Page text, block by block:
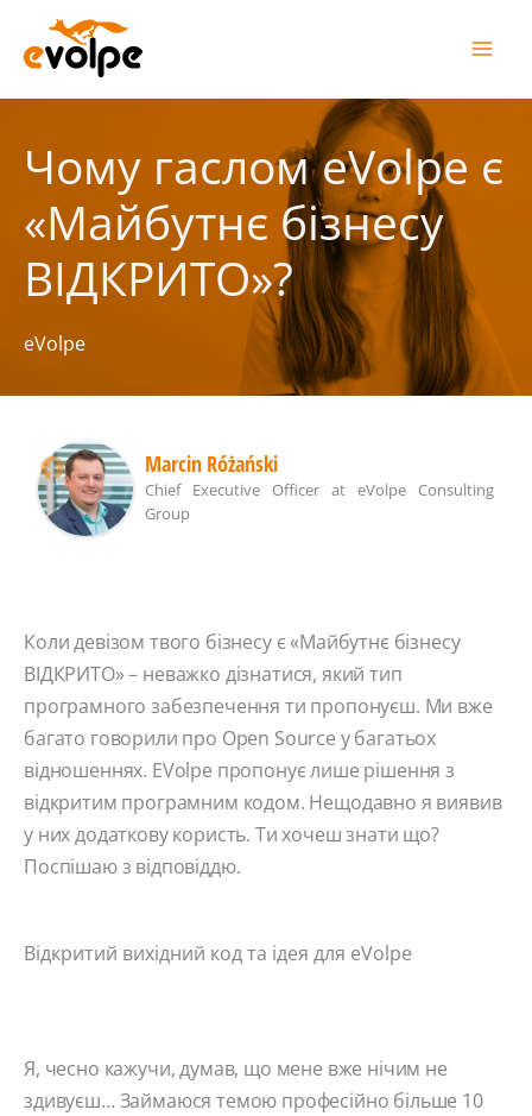
Перейти
Чому гаслом eVolpe є
«Майбутнє бізнесу
ВІДКРИТО»?
eVolpe
Marcin Różański
Chief Executive Officer at eVolpe Consulting
Group
Коли девізом твого бізнесу є «Майбутнє бізнесу
ВІДКРИТО» – неважко дізнатися, який тип
програмного забезпечення ти пропонуєш. Ми вже
багато говорили про Open Source у багатьох
відношеннях. EVolpe пропонує лише рішення з
відкритим програмним кодом. Нещодавно я виявив
у них додаткову користь. Ти хочеш знати що?
Поспішаю з відповіддю.
Відкритий вихідний код та ідея для eVolpe
Я, чесно кажучи, думав, що мене вже нічим не
здивуєш… Займаюся темою професійно більше 10